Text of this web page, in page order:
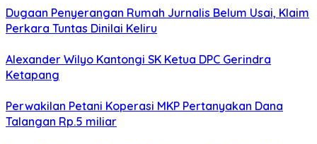
Dugaan Penyerangan Rumah Jurnalis Belum Usai, Klaim
Perkara Tuntas Dinilai Keliru
Alexander Wilyo Kantongi SK Ketua DPC Gerindra
Ketapang
Perwakilan Petani Koperasi MKP Pertanyakan Dana
Talangan Rp.5 miliar